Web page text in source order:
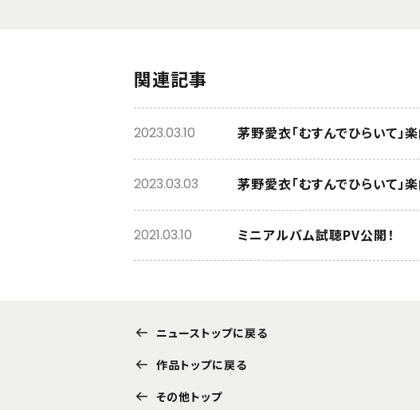
関連記事
茅野愛衣「むすんでひらいて」
2023.03.10
茅野愛衣「むすんでひらいて」
2023.03.03
ミニアルバム試聴PV公開！
2021.03.10
ニューストップに戻る
作品トップに戻る
その他トップ